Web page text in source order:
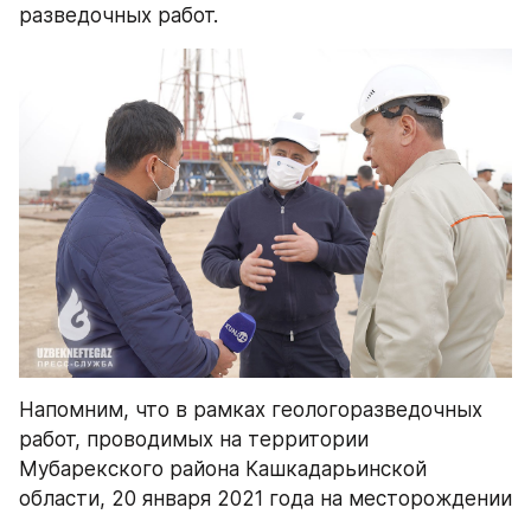
разведочных работ.
Напомним, что в рамках геологоразведочных
работ, проводимых на территории
Мубарекского района Кашкадарьинской
области, 20 января 2021 года на месторождении